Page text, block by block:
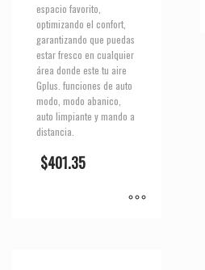
espacio favorito,
optimizando el confort,
garantizando que puedas
estar fresco en cualquier
área donde este tu aire
Gplus. funciones de auto
modo, modo abanico,
auto limpiante y mando a
distancia.
$401.35